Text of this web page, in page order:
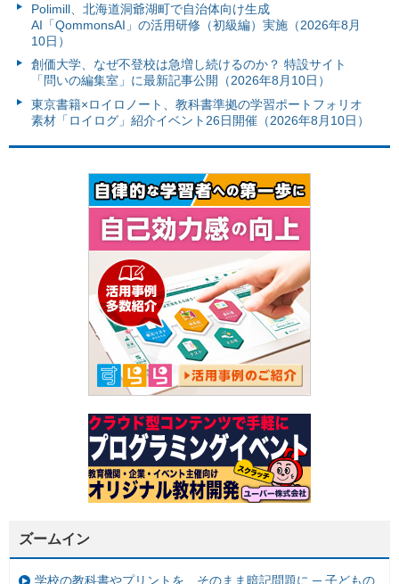
Polimill、北海道洞爺湖町で自治体向け生成
AI「QommonsAI」の活用研修（初級編）実施（2026年8月
10日）
創価大学、なぜ不登校は急増し続けるのか？ 特設サイト
「問いの編集室」に最新記事公開（2026年8月10日）
東京書籍×ロイロノート、教科書準拠の学習ポートフォリオ
素材「ロイログ」紹介イベント26日開催（2026年8月10日）
ズームイン
学校の教科書やプリントを、そのまま暗記問題に ─ 子どもの